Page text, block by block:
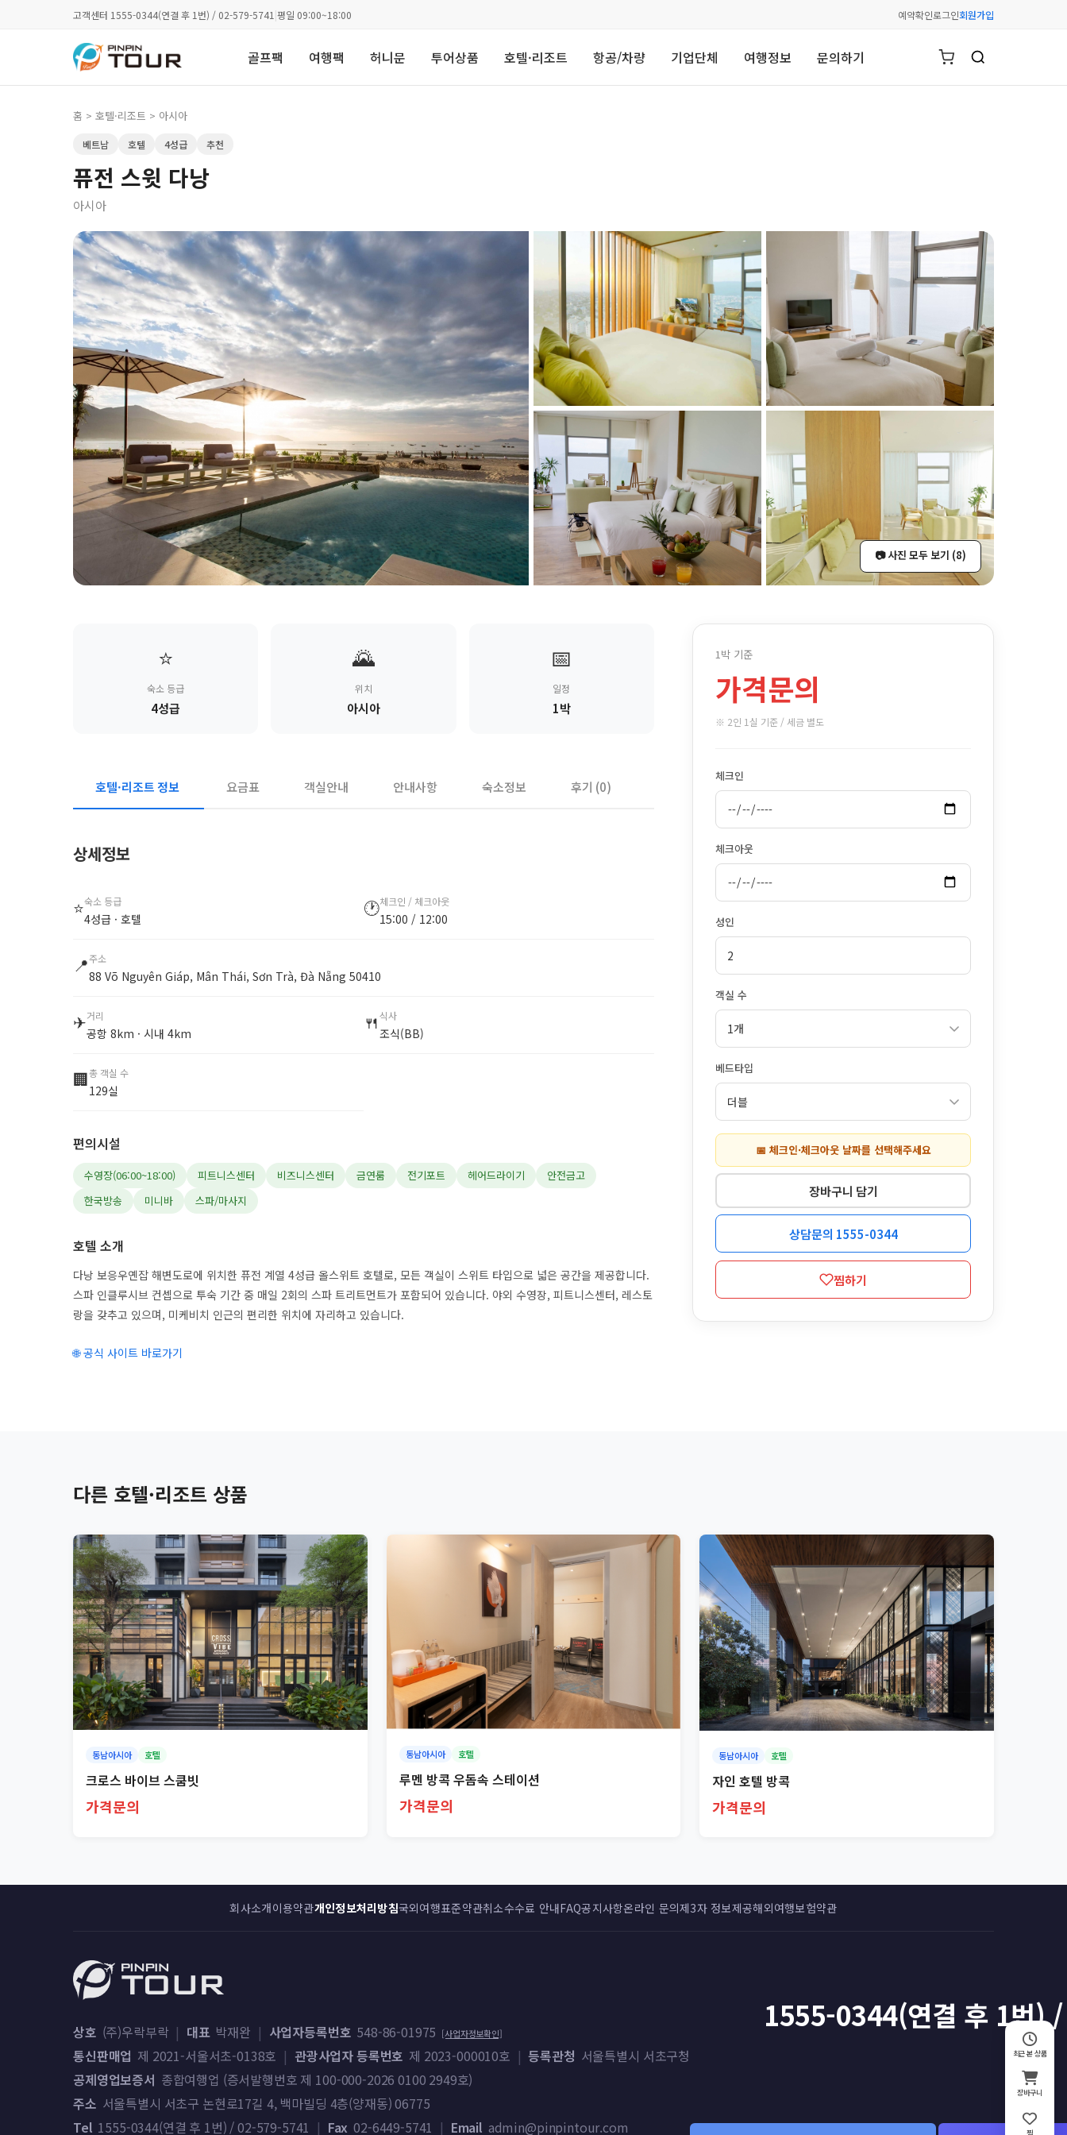
고객센터 1555-0344(연결 후 1번) / 02-579-5741 |평일 09:00~18:00 예약확인로그인회원가입
골프팩 여행팩 허니문 투어상품 호텔·리조트 항공/차량 기업단체 여행정보 문의하기
홈 > 호텔·리조트 > 아시아
베트남 호텔 4성급 추천
퓨전 스윗 다낭
아시아
📷 사진 모두 보기 (8)
⭐
숙소 등급
4성급
🌄
위치
아시아
📅
일정
1박
호텔·리조트 정보 요금표 객실안내 안내사항 숙소정보 후기 (0)
상세정보
⭐숙소 등급
4성급 · 호텔 🕐체크인 / 체크아웃
15:00 / 12:00
📍주소
88 Võ Nguyên Giáp, Mân Thái, Sơn Trà, Đà Nẵng 50410
✈거리
공항 8km · 시내 4km 🍴식사
조식(BB)
🏢총 객실 수
129실
편의시설
수영장(06:00~18:00) 피트니스센터 비즈니스센터 금연룸 전기포트 헤어드라이기
안전금고
한국방송
미니바 스파/마사지
호텔 소개
다낭 보응우옌잡 해변도로에 위치한 퓨전 계열 4성급 올스위트 호텔로, 모든 객실이 스위트 타입으로 넓은 공간을 제공합니다.
스파 인클루시브 컨셉으로 투숙 기간 중 매일 2회의 스파 트리트먼트가 포함되어 있습니다. 야외 수영장, 피트니스센터, 레스토
랑을 갖추고 있으며, 미케비치 인근의 편리한 위치에 자리하고 있습니다.
🌐 공식 사이트 바로가기
1박 기준
가격문의
※ 2인 1실 기준 / 세금 별도
체크인
체크아웃
성인
객실 수
베드타입
📅 체크인·체크아웃 날짜를 선택해주세요
장바구니 담기
상담문의 1555-0344
찜하기
다른 호텔·리조트 상품
동남아시아 호텔
크로스 바이브 스쿰빗
가격문의
동남아시아 호텔
루멘 방콕 우돔속 스테이션
가격문의
동남아시아 호텔
자인 호텔 방콕
가격문의
회사소개이용약관개인정보처리방침국외여행표준약관취소수수료 안내FAQ공지사항온라인 문의제3자 정보제공해외여행보험약관
상호 (주)우락부락 | 대표 박재완 | 사업자등록번호 548-86-01975 [사업자정보확인]
통신판매업 제 2021-서울서초-0138호 | 관광사업자 등록번호 제 2023-000010호 | 등록관청 서울특별시 서초구청
공제영업보증서 종합여행업 (증서발행번호 제 100-000-2026 0100 2949호)
주소 서울특별시 서초구 논현로17길 4, 백마빌딩 4층(양재동) 06775
Tel 1555-0344(연결 후 1번) / 02-579-5741 | Fax 02-6449-5741 | Email admin@pinpintour.com
1555-0344(연결 후 1번)
최근 본 상품
장바구니
찜